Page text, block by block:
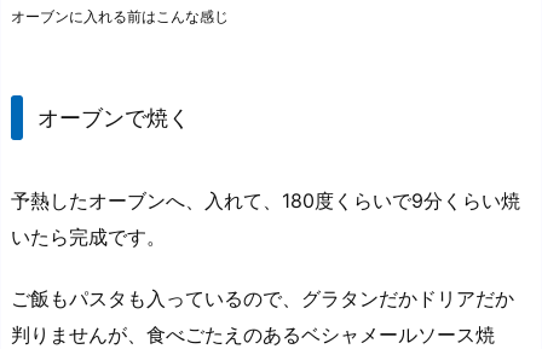
オーブンに入れる前はこんな感じ
オーブンで焼く
予熱したオーブンへ、入れて、180度くらいで9分くらい焼
いたら完成です。
ご飯もパスタも入っているので、グラタンだかドリアだか
判りませんが、食べごたえのあるベシャメールソース焼